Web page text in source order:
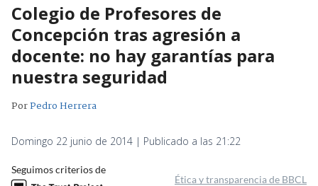
Colegio de Profesores de
Concepción tras agresión a
docente: no hay garantías para
nuestra seguridad
PorPedro Herrera
Domingo 22 junio de 2014 | Publicado a las 21:22
Seguimos criterios de
Ética y transparencia de BBCL